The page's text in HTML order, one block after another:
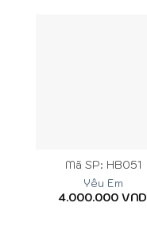
Mã SP: HB051
Yêu Em
4.000.000 VND